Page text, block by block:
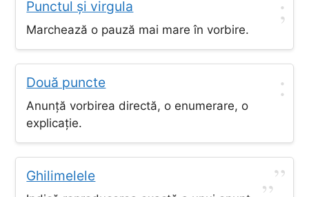
;
Punctul și virgula
Marchează o pauză mai mare în vorbire.
:
Două puncte
Anunță vorbirea directă, o enumerare, o
explicație.
„”
Ghilimelele